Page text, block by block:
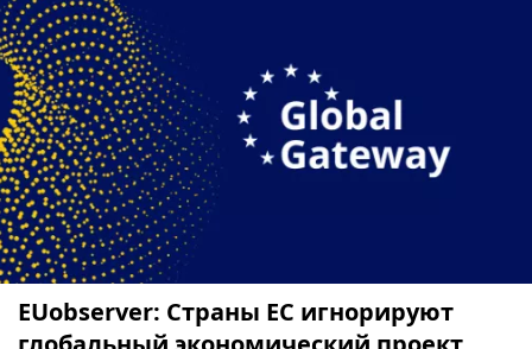
EUobserver: Страны ЕС игнорируют